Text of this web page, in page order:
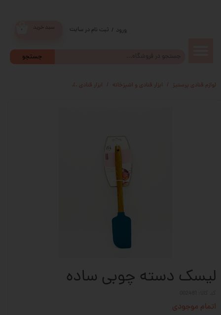
جستجو
سبد خرید ورود / ثبت نام در سایت
سفارشات
لوازم قنادی پرستیژ ابزار قنادی و اشپزخانه ابزار قنادی
لیسک دسته چوبی ساده
اتمام موجودی